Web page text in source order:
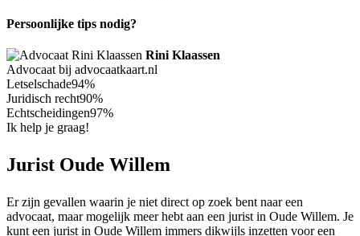
Persoonlijke tips nodig?
Rini Klaassen
Advocaat bij advocaatkaart.nl
Letselschade94%
Juridisch recht90%
Echtscheidingen97%
Ik help je graag!
Jurist Oude Willem
Er zijn gevallen waarin je niet direct op zoek bent naar een
advocaat, maar mogelijk meer hebt aan een jurist in Oude Willem. Je
kunt een jurist in Oude Willem immers dikwijls inzetten voor een